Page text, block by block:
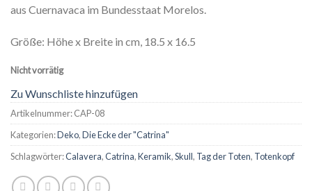
aus Cuernavaca im Bundesstaat Morelos.
Größe: Höhe x Breite in cm, 18.5 x 16.5
Nicht vorrätig
Zu Wunschliste hinzufügen
Artikelnummer:CAP-08
Kategorien:Deko,Die Ecke der "Catrina"
Schlagwörter:Calavera,Catrina,Keramik,Skull, Tag der Toten, Totenkopf